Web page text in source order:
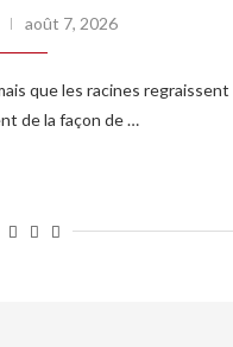
août 7, 2026
que les racines regraissent
de la façon de …